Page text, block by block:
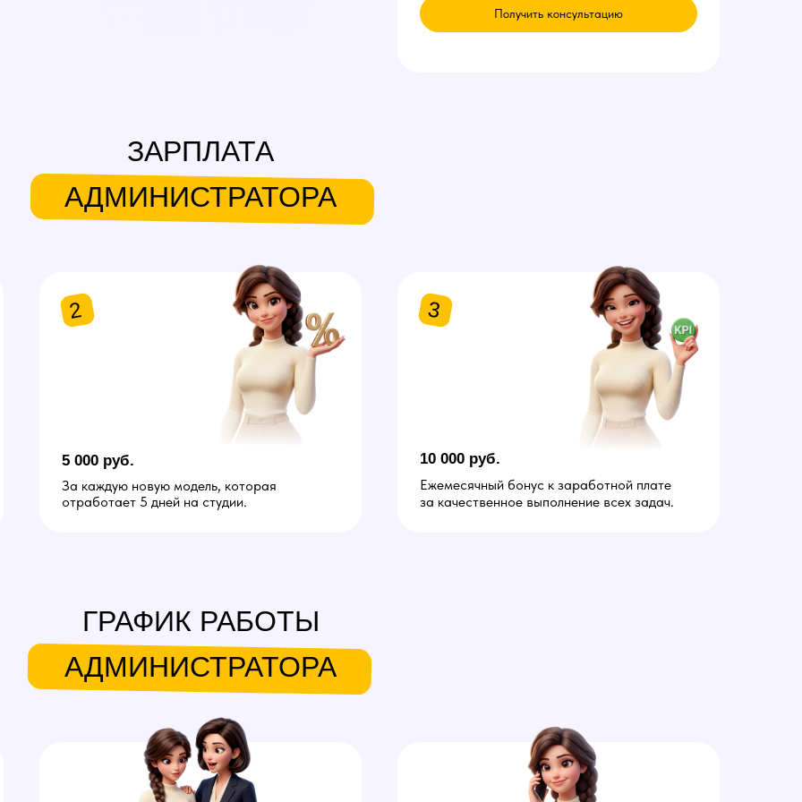
Получить консультацию
ЗАРПЛАТА
АДМИНИСТРАТОРА
5 000 руб.
За каждую новую модель, которая
отработает 5 дней на студии.
2 3
10 000 руб.
Ежемесячный бонус к заработной плате
за качественное выполнение всех задач.
ГРАФИК РАБОТЫ
АДМИНИСТРАТОРА